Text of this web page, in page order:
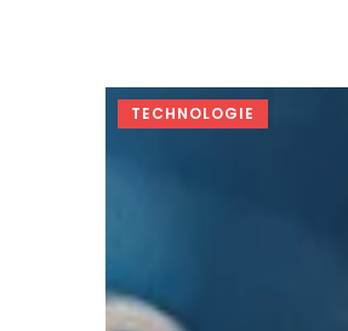
TECHNOLOGIE